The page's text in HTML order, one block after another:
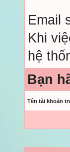
Email
Khi
hệ
Bạn
Tên tài khoản